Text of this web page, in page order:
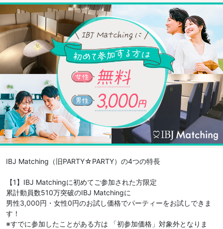
IBJ Matching（旧PARTY☆PARTY）の4つの特長
【1】IBJ Matchingに初めてご参加された方限定
累計動員数510万突破のIBJ Matchingに
男性3,000円・女性0円のお試し価格でパーティーをお試しできま
す！
※すでに参加したことがある方は 「初参加価格」対象外となりま